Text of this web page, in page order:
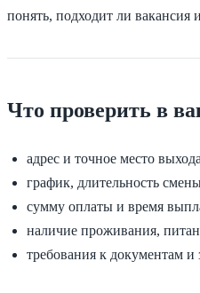
понять, подходит ли вакансия
Что проверить в
адрес и точное место
график, длительность
сумму оплаты и время
наличие проживания,
требования к документам и